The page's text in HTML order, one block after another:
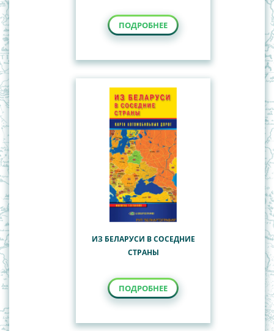
ПОДРОБНЕЕ
ИЗ БЕЛАРУСИ В СОСЕДНИЕ
СТРАНЫ
ПОДРОБНЕЕ